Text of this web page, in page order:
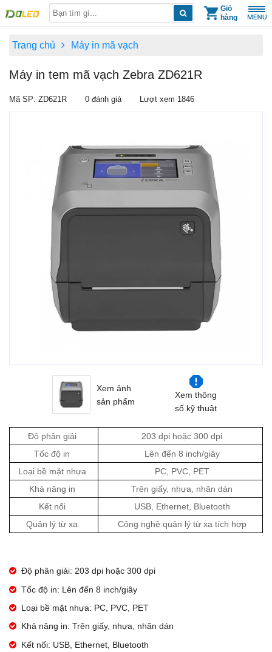
Giỏ
hàng
Trang chủ Máy in mã vạch
Máy in tem mã vạch Zebra ZD621R
Mã SP: ZD621R 0 đánh giá Lượt xem 1846
Xem ảnh
sản phẩm
Xem thông
số kỹ thuật
Độ phân giải
203 dpi hoặc 300 dpi
Tốc độ in
Lên đến 8 inch/giây
Loại bề mặt nhựa
PC, PVC, PET
Khả năng in
Trên giấy, nhựa, nhãn dán
Kết nối
USB, Ethernet, Bluetooth
Quản lý từ xa
Công nghệ quản lý từ xa tích hợp
Độ phân giải: 203 dpi hoặc 300 dpi
Tốc độ in: Lên đến 8 inch/giây
Loại bề mặt nhựa: PC, PVC, PET
Khả năng in: Trên giấy, nhựa, nhãn dán
Kết nối: USB, Ethernet, Bluetooth